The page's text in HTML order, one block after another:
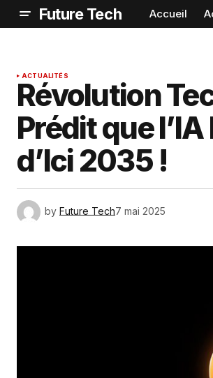
Future Tech Accueil
ACTUALITÉS
Révolution
Prédit que
d’Ici 2035 !
by Future Tech7 mai 2025